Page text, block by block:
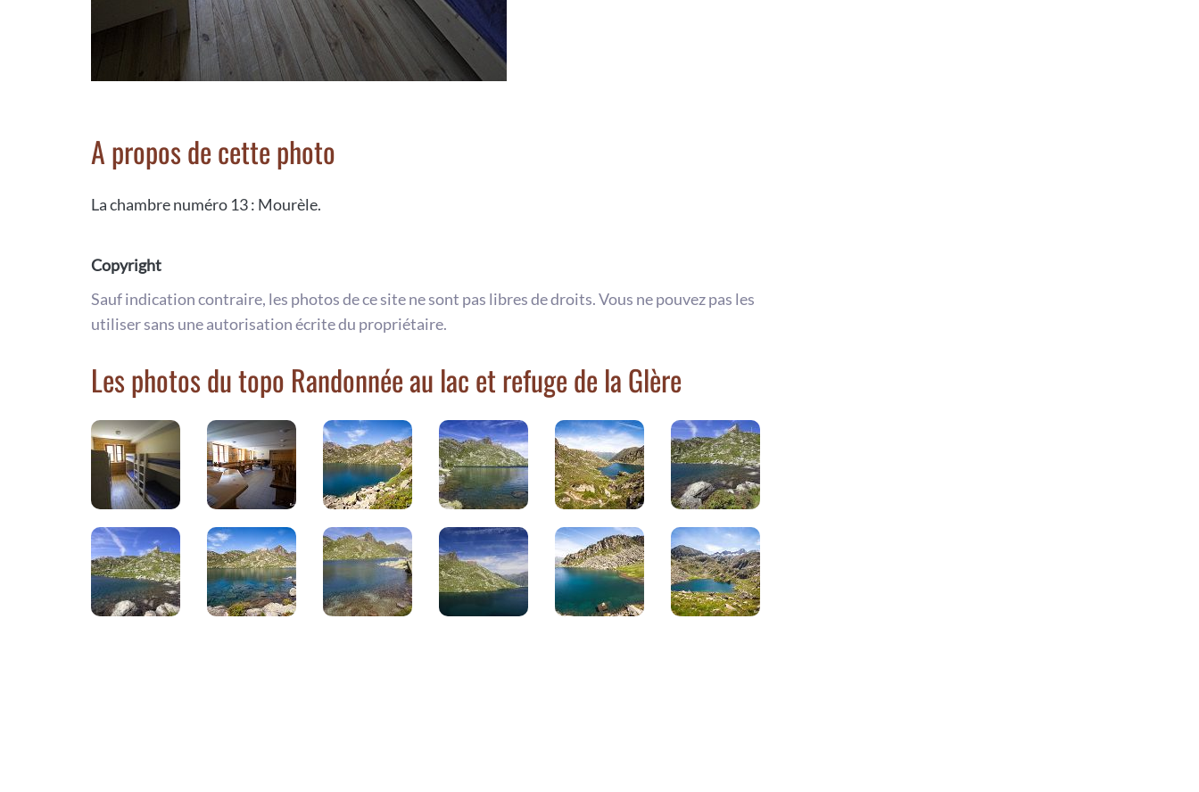
A propos de cette photo
La chambre numéro 13 : Mourèle.
Copyright
Sauf indication contraire, les photos de ce site ne sont pas libres de droits. Vous ne pouvez pas les
utiliser sans une autorisation écrite du propriétaire.
Les photos du topo Randonnée au lac et refuge de la Glère